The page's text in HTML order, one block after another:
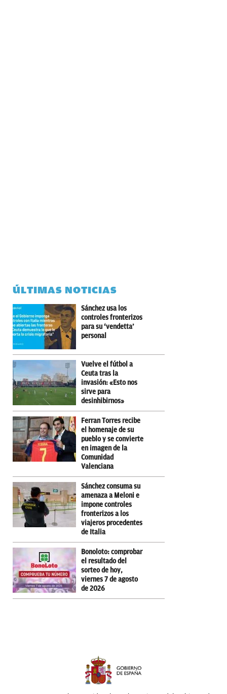
ÚLTIMAS NOTICIAS
Sánchez usa los
controles fronterizos
para su ‘vendetta’
personal
Vuelve el fútbol a
Ceuta tras la
invasión: «Esto nos
sirve para
desinhibirnos»
Ferran Torres recibe
el homenaje de su
pueblo y se convierte
en imagen de la
Comunidad
Valenciana
Sánchez consuma su
amenaza a Meloni e
impone controles
fronterizos a los
viajeros procedentes
de Italia
Bonoloto: comprobar
el resultado del
sorteo de hoy,
viernes 7 de agosto
de 2026